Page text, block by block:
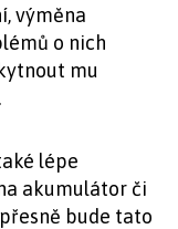
výměna
o nich
mu
lépe
akumulátor či
bude tato